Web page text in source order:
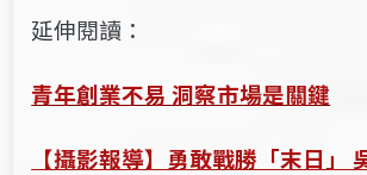
延伸閱讀：
青年創業不易 洞察市場是關鍵
【攝影報導】勇敢戰勝「末日」